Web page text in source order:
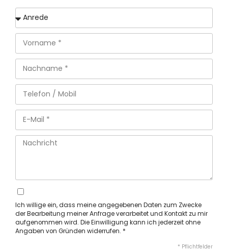
Ich willige ein, dass meine angegebenen Daten zum Zwecke
der Bearbeitung meiner Anfrage verarbeitet und Kontakt zu mir
aufgenommen wird. Die Einwilligung kann ich jederzeit ohne
Angaben von Gründen widerrufen. *
* Pflichtfelder